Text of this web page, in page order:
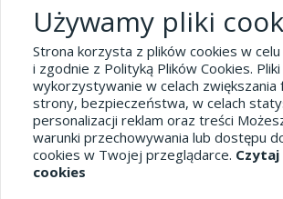
Polityka prywatności i pliki
Blog
Dane kontaktowe
tel.32 445-74-07
sklep@hard-skin.pl
Używamy pliki
Strona korzysta z plików cookies w celu
i zgodnie z Polityką Plików Cookies.
wykorzystywanie w celach zwiększania
strony, bezpieczeństwa, w celach
personalizacji reklam oraz treści
warunki przechowywania lub dostępu
cookies w Twojej przeglądarce. Czytaj
cookies